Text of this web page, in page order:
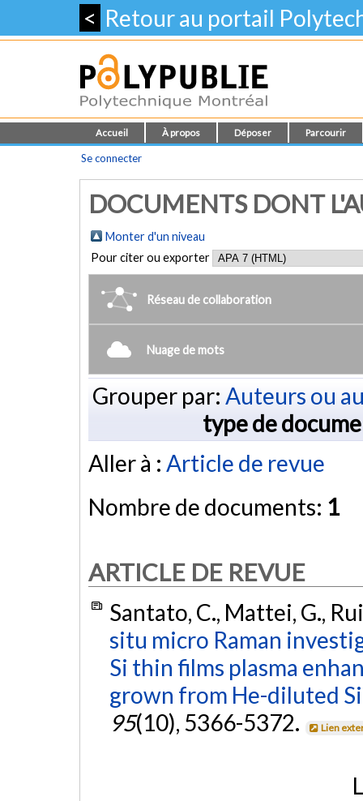
< Retour au portail
Accueil À propos Déposer Parcourir
Se connecter
DOCUMENTS DONT
Monter d'un niveau
Pour citer ou exporter
Réseau de collaboration
Nuage de mots
Grouper par: Auteurs ou
type de
Aller à : Article de revue
Nombre de documents: 1
ARTICLE DE REVUE
Santato, C., Mattei, G.,
situ micro Raman
Si thin films plasma
grown from He-diluted
95(10), 5366-5372. Lien